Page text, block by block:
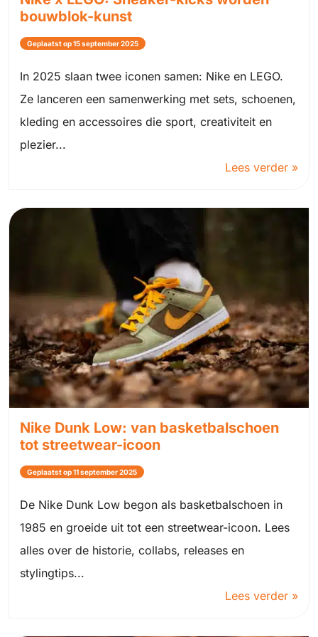
bouwblok-kunst
Geplaatst op 15 september 2025
In 2025 slaan twee iconen samen: Nike en LEGO.
Ze lanceren een samenwerking met sets, schoenen,
kleding en accessoires die sport, creativiteit en
plezier...
Lees verder »
Nike Dunk Low: van basketbalschoen
tot streetwear-icoon
Geplaatst op 11 september 2025
De Nike Dunk Low begon als basketbalschoen in
1985 en groeide uit tot een streetwear-icoon. Lees
alles over de historie, collabs, releases en
stylingtips...
Lees verder »